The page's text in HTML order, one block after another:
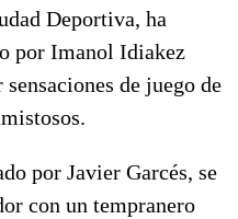
Deportiva, ha
por Imanol Idiakez
de juego de
por Javier Garcés, se
con un tempranero